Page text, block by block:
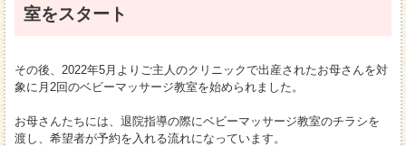
室をスタート
その後、2022年5月よりご主人のクリニックで出産されたお母さんを対
象に月2回のベビーマッサージ教室を始められました。
お母さんたちには、退院指導の際にベビーマッサージ教室のチラシを
渡し、希望者が予約を入れる流れになっています。